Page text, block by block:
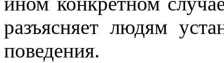
разъясняет людям
поведения.